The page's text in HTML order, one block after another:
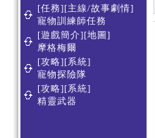
[任務][主線/故事劇情]
寵物訓練師任務
[遊戲簡介][地圖]
摩格梅爾
[攻略][系統]
寵物探險隊
[攻略][系統]
精靈武器